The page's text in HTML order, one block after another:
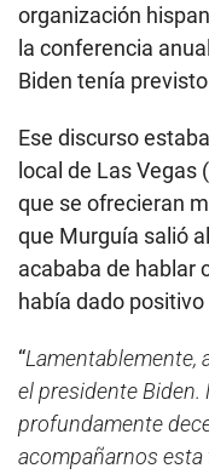
organización
la conferencia
Biden tenía
Ese discurso
local de Las Vegas
que se ofrecieran
que Murguía salió
acababa de hablar
había dado positivo
“Lamentablemente,
el presidente Biden.
profundamente
acompañarnos esta